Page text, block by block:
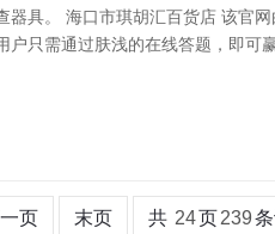
具。 海口市琪胡汇百货店 该官
只需通过肤浅的在线答题，即可
页 末页 共 24页239